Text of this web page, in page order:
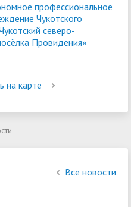
профессиональное
Чукотского
северо-
Провидения»
на карте
Все новости